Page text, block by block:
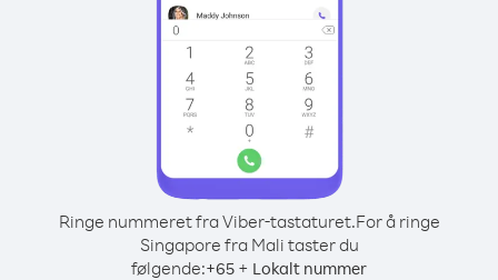
Ringe nummeret fra Viber-tastaturet.For å ringe
Singapore fra Mali taster du
følgende:+65 + Lokalt nummer